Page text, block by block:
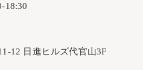
18:30
12 日進ヒルズ代官山3F